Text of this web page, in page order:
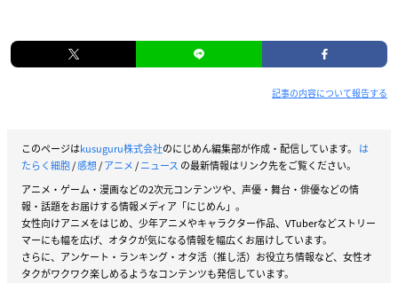
記事の内容について報告する
このページはkusuguru株式会社のにじめん編集部が作成・配信しています。 は
たらく細胞/感想/アニメ/ニュース の最新情報はリンク先をご覧ください。
アニメ・ゲーム・漫画などの2次元コンテンツや、声優・舞台・俳優などの情
報・話題をお届けする情報メディア「にじめん」。
女性向けアニメをはじめ、少年アニメやキャラクター作品、VTuberなどストリー
マーにも幅を広げ、オタクが気になる情報を幅広くお届けしています。
さらに、アンケート・ランキング・オタ活（推し活）お役立ち情報など、女性オ
タクがワクワク楽しめるようなコンテンツも発信しています。